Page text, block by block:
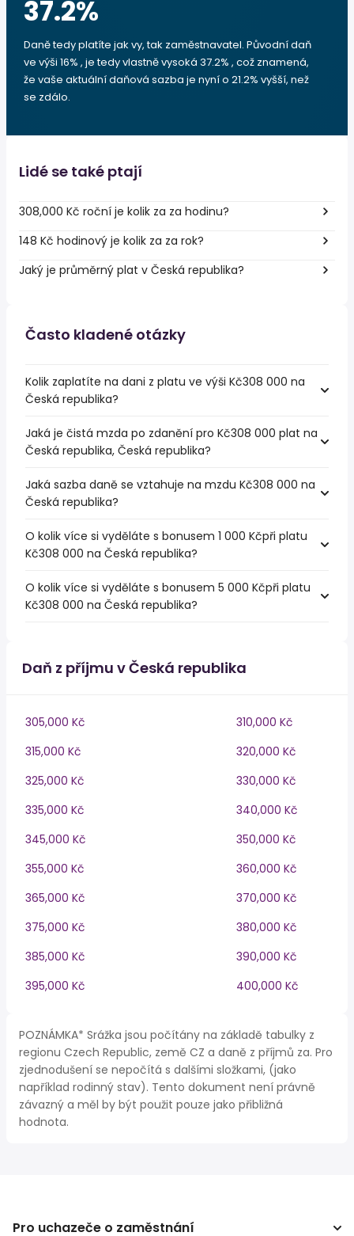
37.2%
Daně tedy platíte jak vy, tak zaměstnavatel. Původní daň
ve výši 16% , je tedy vlastně vysoká 37.2% , což znamená,
že vaše aktuální daňová sazba je nyní o 21.2% vyšší, než
se zdálo.
Lidé se také ptají
308,000 Kč roční je kolik za za hodinu?
148 Kč hodinový je kolik za za rok?
Jaký je průměrný plat v Česká republika?
Často kladené otázky
Kolik zaplatíte na dani z platu ve výši Kč308 000 na
Česká republika?
Jaká je čistá mzda po zdanění pro Kč308 000 plat na
Česká republika, Česká republika?
Jaká sazba daně se vztahuje na mzdu Kč308 000 na
Česká republika?
O kolik více si vyděláte s bonusem 1 000 Kčpři platu
Kč308 000 na Česká republika?
O kolik více si vyděláte s bonusem 5 000 Kčpři platu
Kč308 000 na Česká republika?
Daň z příjmu v Česká republika
305,000 Kč
310,000 Kč
315,000 Kč
320,000 Kč
325,000 Kč
330,000 Kč
335,000 Kč
340,000 Kč
345,000 Kč
350,000 Kč
355,000 Kč
360,000 Kč
365,000 Kč
370,000 Kč
375,000 Kč
380,000 Kč
385,000 Kč
390,000 Kč
395,000 Kč
400,000 Kč
POZNÁMKA* Srážka jsou počítány na základě tabulky z
regionu Czech Republic, země CZ a daně z příjmů za. Pro
zjednodušení se nepočítá s dalšími složkami, (jako
například rodinný stav). Tento dokument není právně
závazný a měl by být použit pouze jako přibližná
hodnota.
Pro uchazeče o zaměstnání